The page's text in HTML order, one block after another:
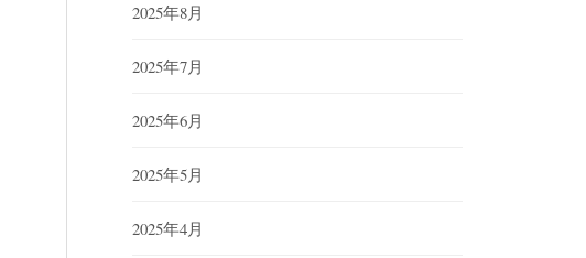
2025年8月
2025年7月
2025年6月
2025年5月
2025年4月